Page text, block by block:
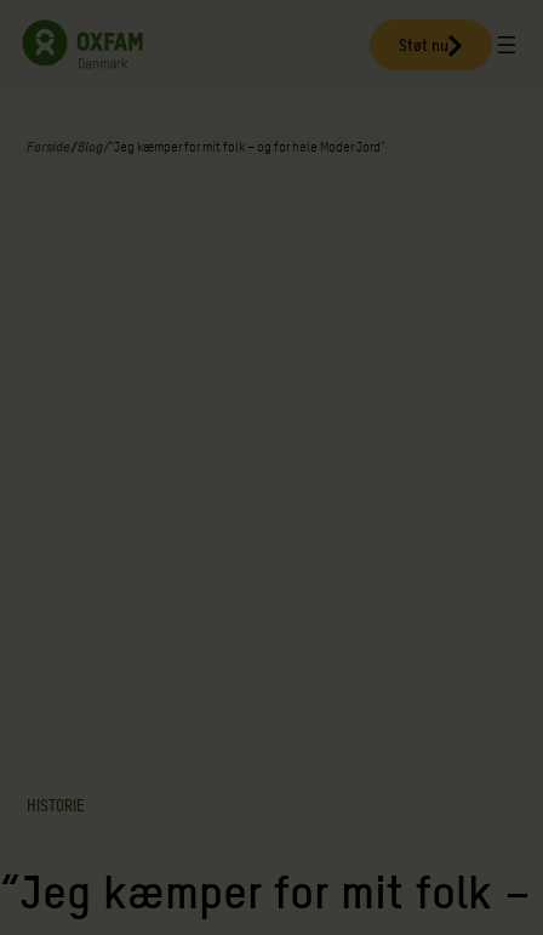
Spring
Støt nu
Forside/Blog/“Jeg kæmper for mit folk – og for hele Moder Jord”
HISTORIE
“Jeg kæmper for mit folk –